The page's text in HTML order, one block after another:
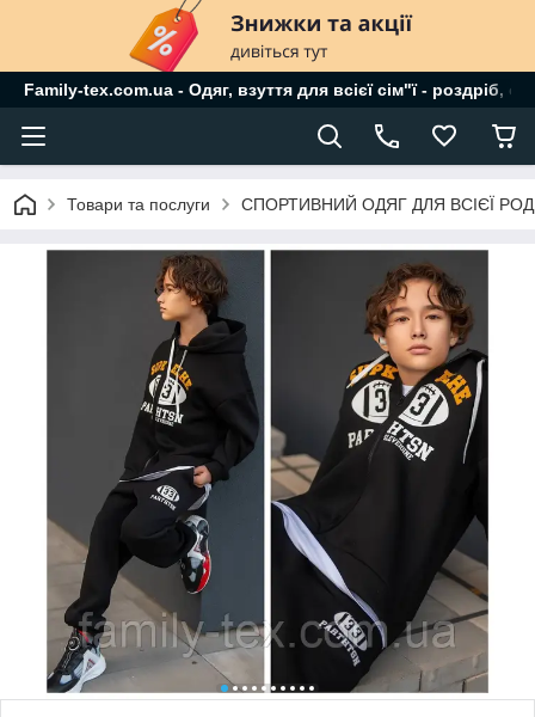
Family-tex.com.ua - Одяг, взуття для всієї сім"ї - роздріб,
Товари та послуги СПОРТИВНИЙ ОДЯГ ДЛЯ ВСІЄЇ